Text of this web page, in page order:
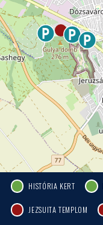
HISTÓRIA KERT
JEZSUITA TEMPLOM